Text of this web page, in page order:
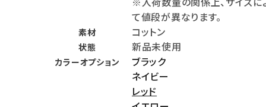
て値段が異なります。
素材 コットン
状態 新品未使用
カラーオプション
ブラック
ネイビー
レッド